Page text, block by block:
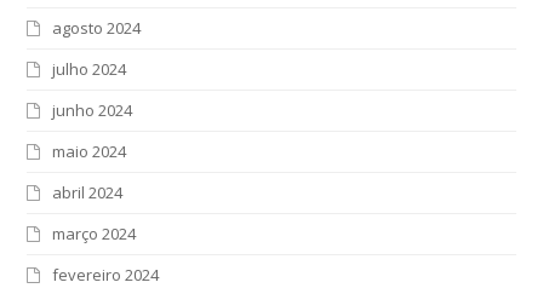
agosto 2024
julho 2024
junho 2024
maio 2024
abril 2024
março 2024
fevereiro 2024